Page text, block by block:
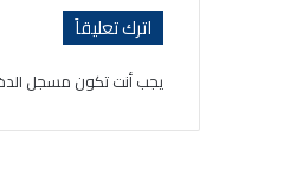
اترك تعليقاً
يجب أنت تكون مسجل